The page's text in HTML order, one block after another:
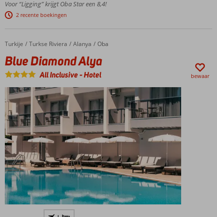
Privéstrand
Turks
sauna
Voor “Ligging” krijgt Oba Star een 8,4!
2 recente boekingen
Home
Turkije Turkse Riviera Alanya Oba
Blue Diamond Alya
Blue Diamond Alya
All Inclusive-Hotel bewaar